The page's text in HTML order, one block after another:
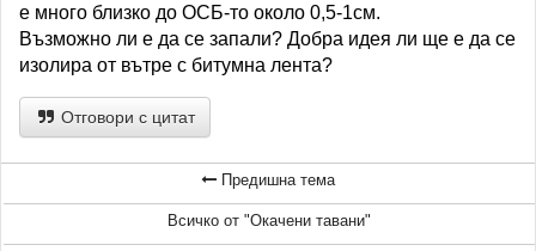
е много близко до ОСБ-то около 0,5-1см.
Възможно ли е да се запали? Добра идея ли ще е да се
изолира от вътре с битумна лента?
Отговори с цитат
Предишна тема
Всичко от "Окачени тавани"